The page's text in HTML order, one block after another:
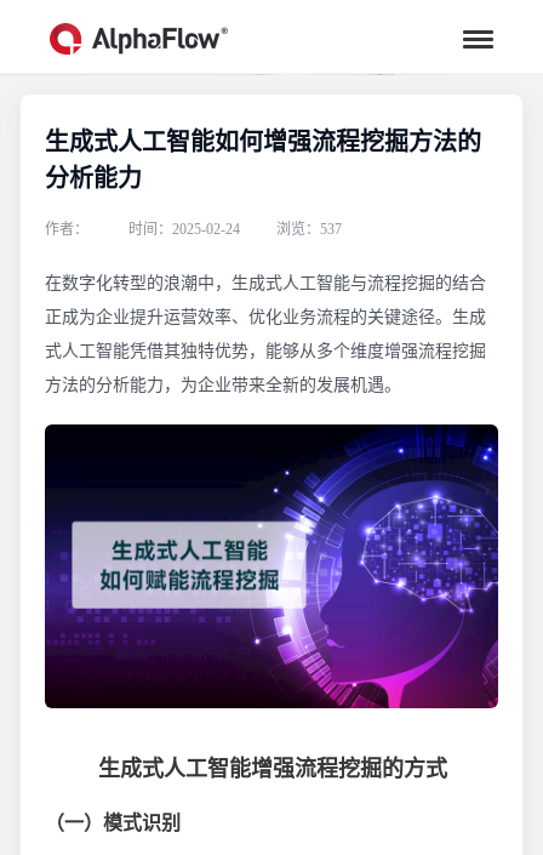
行业资讯
汇聚行业专家观点，助力流程更高效
生成式人工智能如何增强流程挖掘方法的
分析能力
作者： 时间：2025-02-24 浏览：537
在数字化转型的浪潮中，生成式人工智能与流程挖掘的结合
正成为企业提升运营效率、优化业务流程的关键途径。生成
式人工智能凭借其独特优势，能够从多个维度增强流程挖掘
方法的分析能力，为企业带来全新的发展机遇。
生成式人工智能增强流程挖掘的方式
（一）模式识别